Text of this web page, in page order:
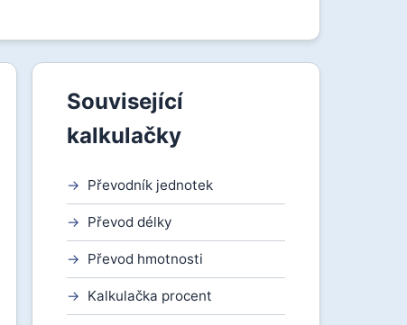
Související
kalkulačky
Převodník jednotek
Převod délky
Převod hmotnosti
Kalkulačka procent